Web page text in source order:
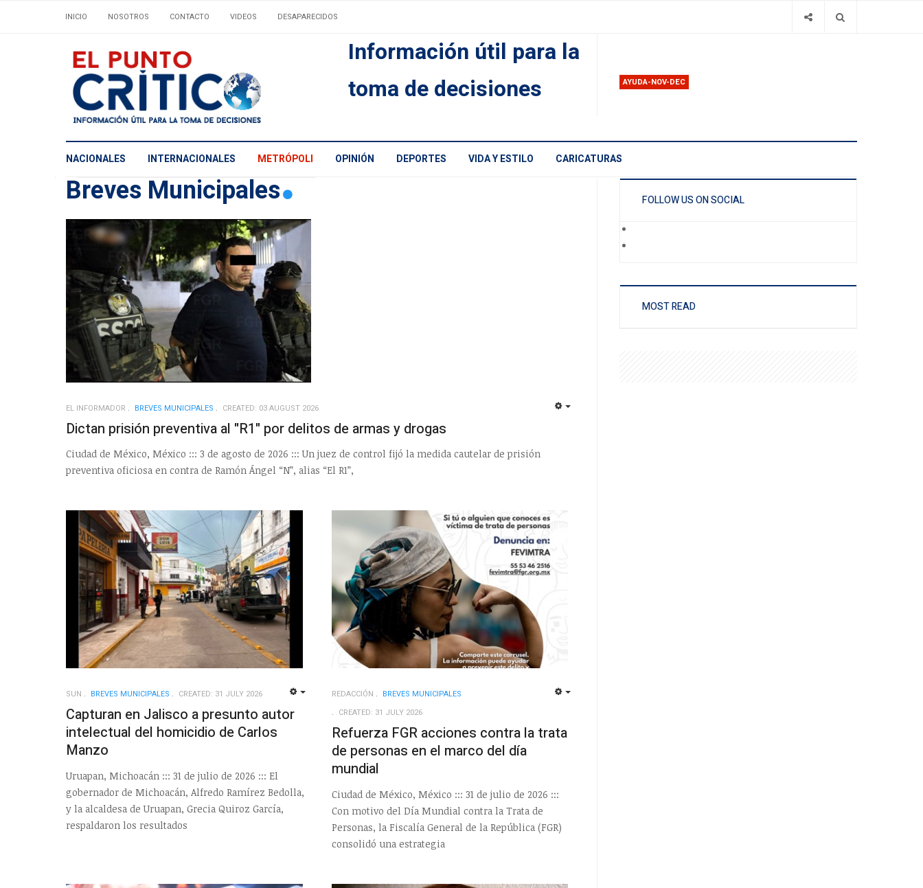
INICIO NOSOTROS CONTACTO VIDEOS DESAPARECIDOS
Información útil para la
toma de decisiones
AYUDA-NOV-DEC
NACIONALES INTERNACIONALES METRÓPOLI OPINIÓN DEPORTES VIDA Y ESTILO CARICATURAS
Breves Municipales
EL INFORMADOR BREVES MUNICIPALES CREATED: 03 AUGUST 2026
Dictan prisión preventiva al "R1" por delitos de armas y drogas
Ciudad de México, México ::: 3 de agosto de 2026 ::: Un juez de control fijó la medida cautelar de prisión
preventiva oficiosa en contra de Ramón Ángel “N”, alias “El R1”,
SUN BREVES MUNICIPALES CREATED: 31 JULY 2026
Capturan en Jalisco a presunto autor
intelectual del homicidio de Carlos
Manzo
Uruapan, Michoacán ::: 31 de julio de 2026 ::: El
gobernador de Michoacán, Alfredo Ramírez Bedolla,
y la alcaldesa de Uruapan, Grecia Quiroz García,
respaldaron los resultados
REDACCIÓN
BREVES MUNICIPALES
CREATED: 31 JULY 2026
Refuerza FGR acciones contra la trata
de personas en el marco del día
mundial
Ciudad de México, México ::: 31 de julio de 2026 :::
Con motivo del Día Mundial contra la Trata de
Personas, la Fiscalía General de la República (FGR)
consolidó una estrategia
FOLLOW US ON SOCIAL
MOST READ